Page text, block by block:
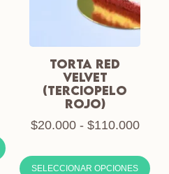
TORTA RED
VELVET
(TERCIOPELO
ROJO)
$20.000 - $110.000
SELECCIONAR OPCIONES